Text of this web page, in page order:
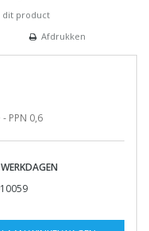
dit product
Afdrukken
PPN 0,6